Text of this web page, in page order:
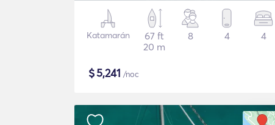
Katamarán
67 ft
20 m
8 4 4
$5,241 /noc